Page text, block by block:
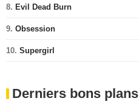
8. Evil Dead Burn
9. Obsession
10. Supergirl
Derniers bons plans